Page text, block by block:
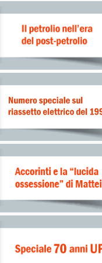
prenota 80.000 t di
Caspio'